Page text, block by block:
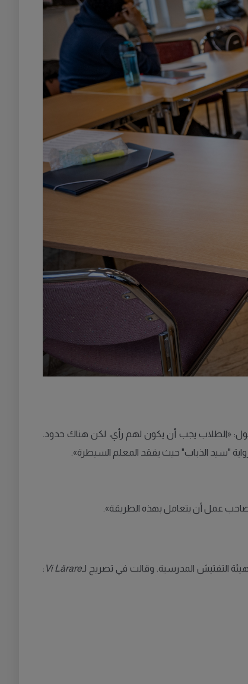
«الطلاب يجب أن يكون لهم رأي، لكن هناك حدود.
"سيد الذباب" حيث يفقد المعلم السيطرة».
صاحب عمل أن يتعامل بهذه الطريقة».
التفتيش المدرسية. وقالت في تصريح لـVi Lärare
: